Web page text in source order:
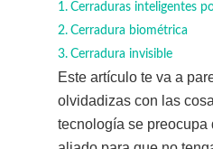
Cerraduras inteligentes
Cerradura biométrica
Cerradura invisible
Este artículo te va a
olvidadizas con las
tecnología se preocupa